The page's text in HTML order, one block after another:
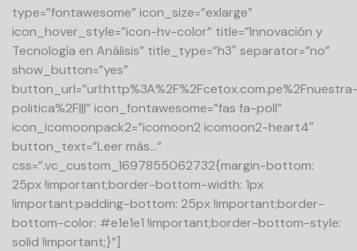
type=”fontawesome” icon_size=”exlarge”
icon_hover_style=”icon-hv-color” title=”Innovación y
Tecnología en Análisis” title_type=”h3″ separator=”no”
show_button=”yes”
politica%2F|||” icon_fontawesome=”fas fa-poll”
icon_icomoonpack2=”icomoon2 icomoon2-heart4″
button_text=”Leer más…”
css=”.vc_custom_1697855062732{margin-bottom:
25px !important;border-bottom-width: 1px
!important;padding-bottom: 25px !important;border-
bottom-color: #e1e1e1 !important;border-bottom-style:
solid !important;}”]